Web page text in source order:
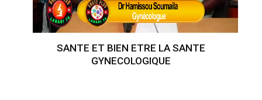
SANTE ET BIEN ETRE LA SANTE
GYNECOLOGIQUE